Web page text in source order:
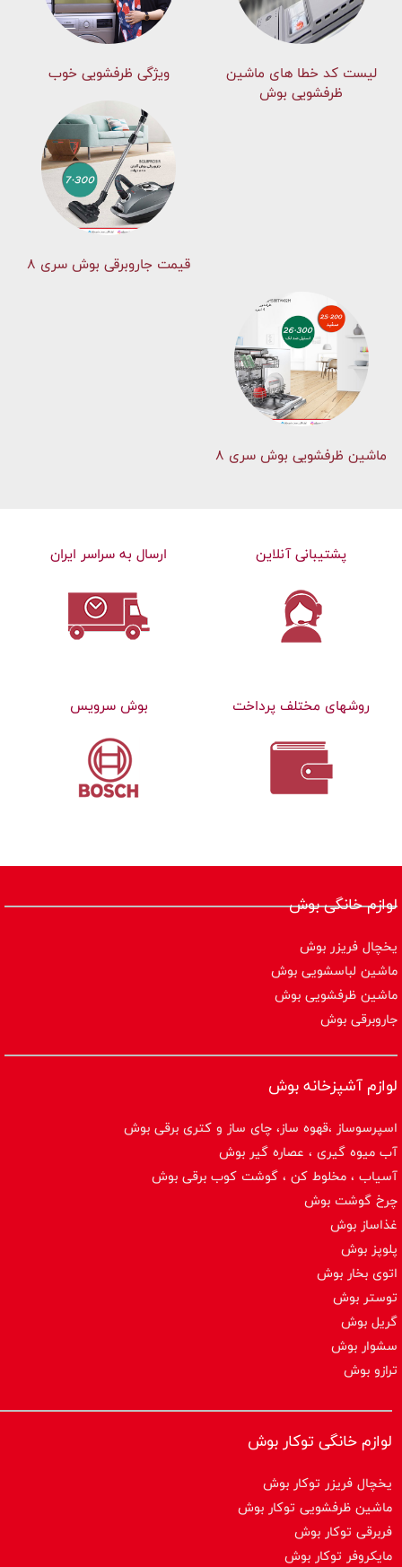
لیست کد خطا های ماشين
ظرفشویی بوش
ویژگی ظرفشویی خوب
قیمت جاروبرقی بوش سری ۸
ماشین ظرفشویی بوش سری 8
پشتیبانی آنلاین ارسال به سراسر ایران
روشهای مختلف پرداخت بوش سرویس
لوازم خانگی بوش
یخچال فریزر بوش
ماشین لباسشویی بوش
ماشین ظرفشویی بوش
جاروبرقی بوش
لوازم آشپزخانه بوش
اسپرسوساز ،قهوه ساز، چای ساز و کتری برقی بوش
آب میوه گیری ، عصاره گیر بوش
آسیاب ، مخلوط کن ، گوشت کوب برقی بوش
چرخ گوشت بوش
غذاساز بوش
پلوپز بوش
اتوی بخار بوش
توستر بوش
گریل بوش
سشوار بوش
ترازو بوش
لوازم خانگی توکار بوش
یخچال فریزر توکار بوش
ماشین ظرفشویی توکار بوش
فربرقی توکار بوش
مایکروفر توکار بوش